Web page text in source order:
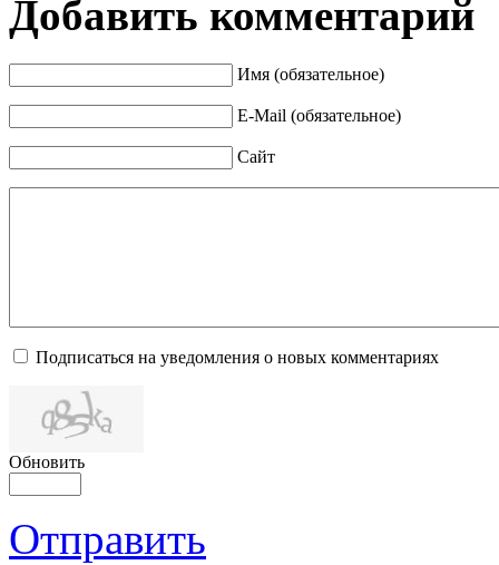
Добавить комментарий
Имя (обязательное)
E-Mail (обязательное)
Сайт
Подписаться на уведомления о новых комментариях
Обновить
Отправить